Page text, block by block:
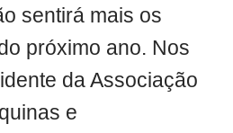
sentirá mais os
próximo ano. Nos
da Associação
e